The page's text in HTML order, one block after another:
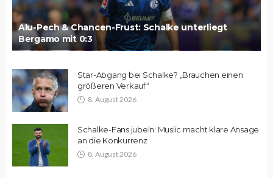
Alu-Pech & Chancen-Frust: Schalke unterliegt
Bergamo mit 0:3
Star-Abgang bei Schalke? „Brauchen einen
größeren Verkauf“
8. August 2026
Schalke-Fans jubeln: Muslic macht klare Ansage
an die Konkurrenz
8. August 2026